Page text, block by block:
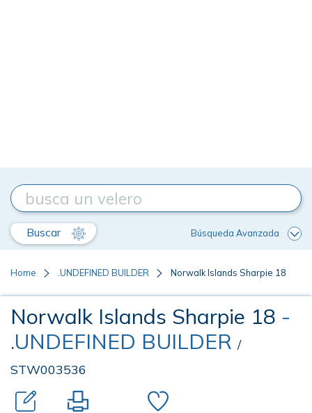
Buscar Búsqueda Avanzada
Home .UNDEFINED BUILDER Norwalk Islands Sharpie 18
Norwalk Islands Sharpie 18 -
.UNDEFINED BUILDER /
STW003536